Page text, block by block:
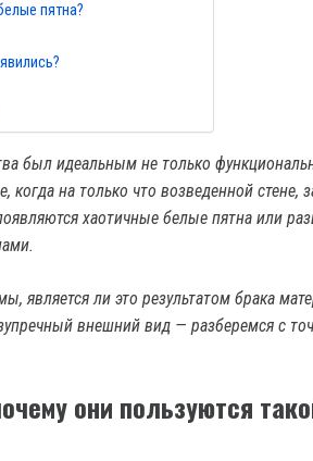
пятна?
был идеальным не только
на только что возведенной стене,
хаотичные белые пятна или
является ли это результатом брака
внешний вид — разберемся с
они пользуются